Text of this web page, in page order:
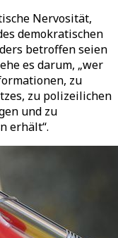
Nervosität,
demokratischen
betroffen seien
es darum, „wer
zu
zu polizeilichen
und zu
erhält“.